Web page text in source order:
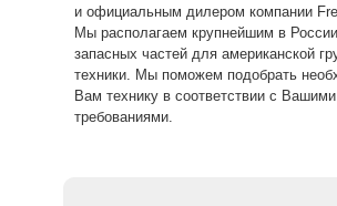
и официальным дилером компании
Мы располагаем крупнейшим в
запасных частей для американской
техники. Мы поможем подобрать
Вам технику в соответствии с Вашими
требованиями.